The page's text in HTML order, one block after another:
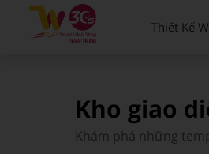
Thiết Kế
Kho giao
Khám phá những
Công nghệ - Viễn thông